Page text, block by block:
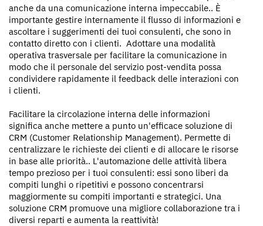
anche da una comunicazione interna impeccabile.. È
importante gestire internamente il flusso di informazioni e
ascoltare i suggerimenti dei tuoi consulenti, che sono in
contatto diretto con i clienti. Adottare una modalità
operativa trasversale per facilitare la comunicazione in
modo che il personale del servizio post-vendita possa
condividere rapidamente il feedback delle interazioni con
i clienti.
Facilitare la circolazione interna delle informazioni
significa anche mettere a punto un'efficace soluzione di
CRM (Customer Relationship Management). Permette di
centralizzare le richieste dei clienti e di allocare le risorse
in base alle priorità.. L'automazione delle attività libera
tempo prezioso per i tuoi consulenti: essi sono liberi da
compiti lunghi o ripetitivi e possono concentrarsi
maggiormente su compiti importanti e strategici. Una
soluzione CRM promuove una migliore collaborazione tra i
diversi reparti e aumenta la reattività!